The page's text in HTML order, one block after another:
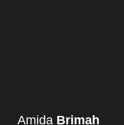
Amida Brimah